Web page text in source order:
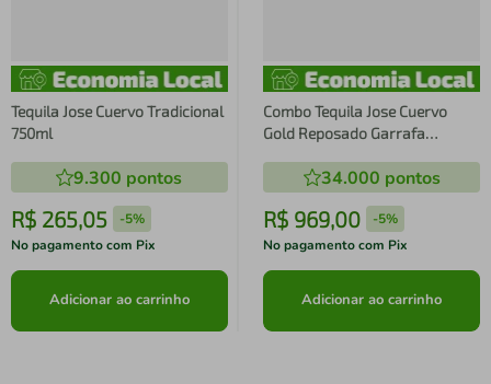
Tequila Jose Cuervo Tradicional
750ml
9.300 pontos
R$ 265,05 -5%
No pagamento com Pix
Adicionar ao carrinho
Combo Tequila Jose Cuervo
Gold Reposado Garrafa
34.000 pontos
R$ 969,00 -5%
No pagamento com Pix
Adicionar ao carrinho